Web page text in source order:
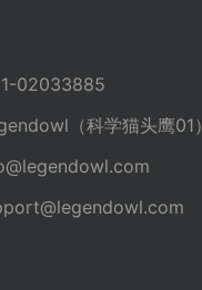
（科学猫头鹰01）